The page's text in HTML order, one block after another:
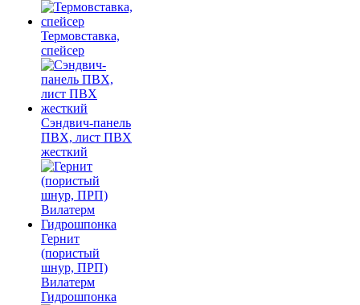
Термовставка,
спейсер
Сэндвич-панель
ПВХ, лист ПВХ
жесткий
Гернит
(пористый
шнур, ПРП)
Вилатерм
Гидрошпонка